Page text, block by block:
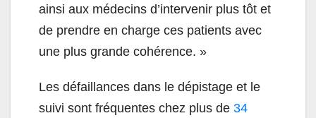
ainsi aux médecins d’intervenir plus tôt et
de prendre en charge ces patients avec
une plus grande cohérence. »
Les défaillances dans le dépistage et le
suivi sont fréquentes chez plus de 34